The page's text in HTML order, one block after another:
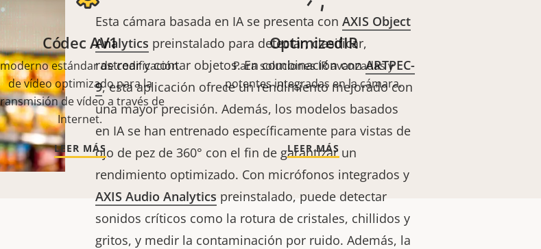
Esta cámara basada en IA se presenta con AXIS Object
Analytics preinstalado para detectar, clasificar,
rastrear y contar objetos. En combinación conARTPEC-
9, esta aplicación ofrece un rendimiento mejorado con
una mayor precisión. Además, los modelos basados
en IA se han entrenado específicamente para vistas de
ojo de pez de 360° con el fin de garantizar un
rendimiento optimizado. Con micrófonos integrados y
AXIS Audio Analytics preinstalado, puede detectar
sonidos críticos como la rotura de cristales, chillidos y
gritos, y medir la contaminación por ruido. Además, la
Códec AV1
estándar de codificación
de vídeo optimizado para la
de vídeo a través de
Internet.
LEER MÁS
OptimizedIR
Para soluciones IR avanzadas y
potentes integradas en la cámara.
LEER MÁS